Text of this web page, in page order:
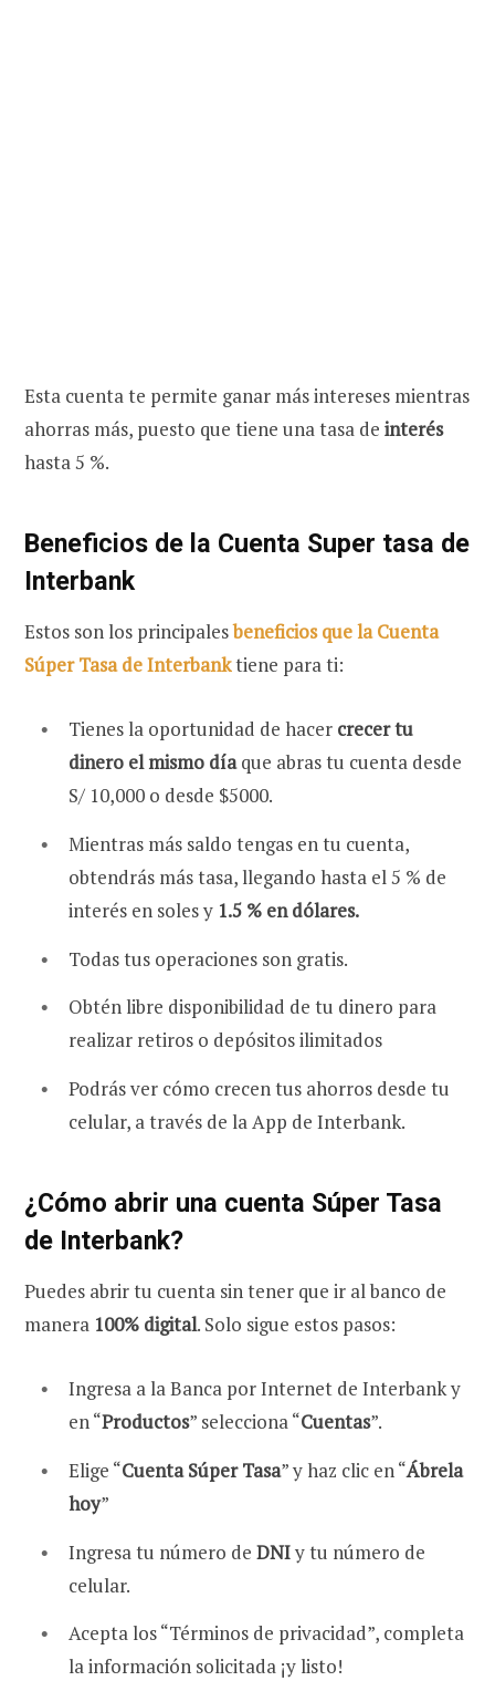
Esta cuenta te permite ganar más intereses mientras
ahorras más, puesto que tiene unatasa de interés
hasta 5 %.
Beneficios de la Cuenta Super tasa de
Interbank
Estos son los principalesbeneficios que la Cuenta
Súper Tasa de Interbanktiene para ti:
Tienes la oportunidad de hacer crecer tu
dinero el mismo díaque abras tu cuenta desde
S/ 10,000 o desde $5000.
Mientras más saldo tengas en tu cuenta,
obtendrás más tasa, llegando hasta el 5 % de
interés en soles y 1.5 % en dólares.
Todas tus operaciones son gratis.
Obtén libre disponibilidad de tu dinero para
realizar retiros o depósitos ilimitados
Podrás ver cómo crecen tus ahorros desde tu
celular, a través de la App de Interbank.
¿Cómo abrir una cuenta Súper Tasa
de Interbank?
Puedes abrir tu cuenta sin tener que ir al banco de
manera 100% digital. Solo sigue estos pasos:
Ingresa a la Banca por Internet de Interbank y
en “Productos” selecciona “Cuentas”.
Elige “Cuenta Súper Tasa” y haz clic en “Ábrela
hoy”
Ingresa tu número de DNIy tu número de
celular.
Acepta los “Términos de privacidad”, completa
la información solicitada ¡y listo!